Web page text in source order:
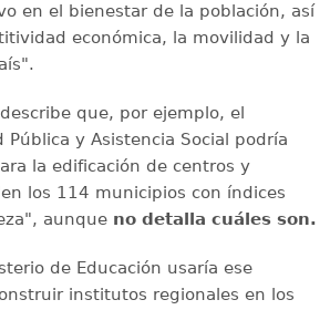
en el bienestar de la población, así
económica, la movilidad y la
que, por ejemplo, el
Pública y Asistencia Social podría
la edificación de centros y
los 114 municipios con índices
aunque no detalla cuáles son.
de Educación usaría ese
institutos regionales en los